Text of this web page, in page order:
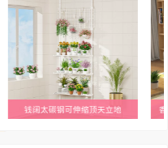
钱阔太碳钢可伸缩顶天立地